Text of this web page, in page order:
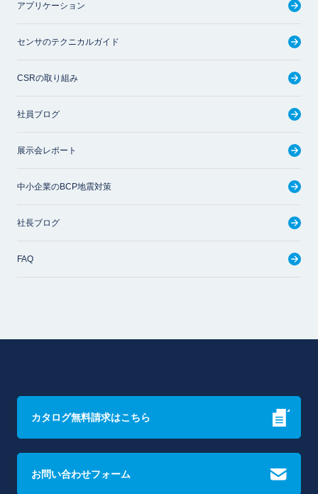
アプリケーション
センサのテクニカルガイド
CSRの取り組み
社員ブログ
展示会レポート
中小企業のBCP地震対策
社長ブログ
FAQ
カタログ無料請求はこちら
お問い合わせフォーム